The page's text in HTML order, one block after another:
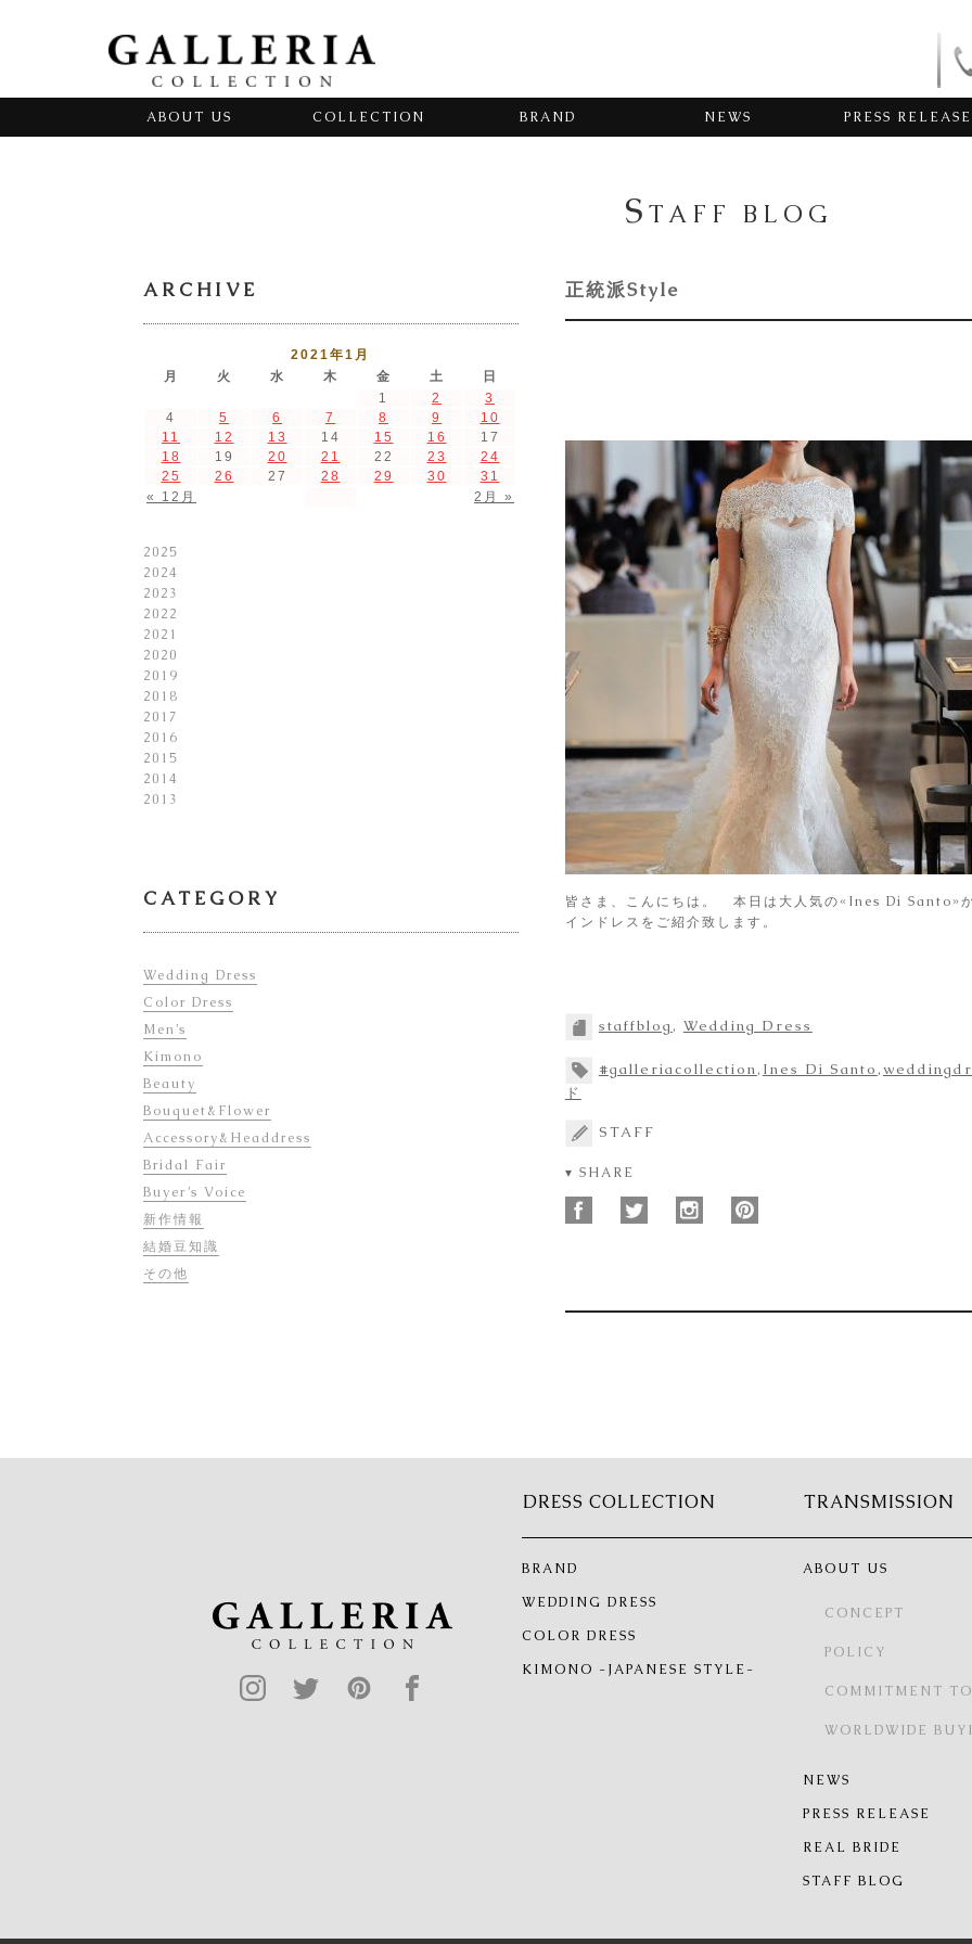
ABOUT US COLLECTION BRAND NEWS PRESS RELEASE
S TAFF BLOG
正統派Style
皆さま、こんにちは。 本日は大人気の«Ines Di Santo»
インドレスをご紹介致します。
staffblog , Wedding Dress
#galleriacollection, Ines Di Santo ,
ド
STAFF
▾ SHARE
ARCHIVE
2021年1月
月
火 水 木 金 土 日
« 12月 2月 »
1 2
3
4
5 6 7 8 9
10
11
12 13 14 15 16
17
18
19 20 21 22 23
24
25
26 27 28 29 30 31
2025
2024
2023
2022
2021
2020
2019
2018
2017
2016
2015
2014
2013
CATEGORY
Wedding Dress
Color Dress
Men’s
Kimono
Beauty
Bouquet&Flower
Accessory&Headdress
Bridal Fair
Buyer’s Voice
新作情報
結婚豆知識
その他
DRESS COLLECTION
BRAND
WEDDING DRESS
COLOR DRESS
KIMONO -JAPANESE STYLE-
TRANSMISSION
ABOUT US
CONCEPT
POLICY
COMMITMENT TO
WORLDWIDE
NEWS
PRESS RELEASE
REAL BRIDE
STAFF BLOG